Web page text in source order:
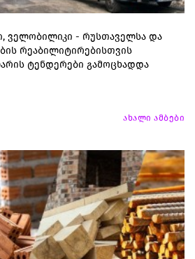
ველობილიკი - რუსთაველსა და
რეაბილიტირებისთვის
ტენდერები გამოცხადდა
ახალი ამბები